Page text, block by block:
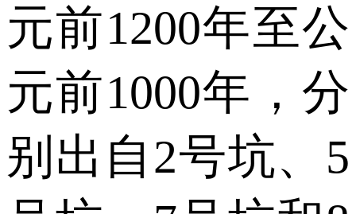
元前1200年至公
元前1000年，分
别出自2号坑、5